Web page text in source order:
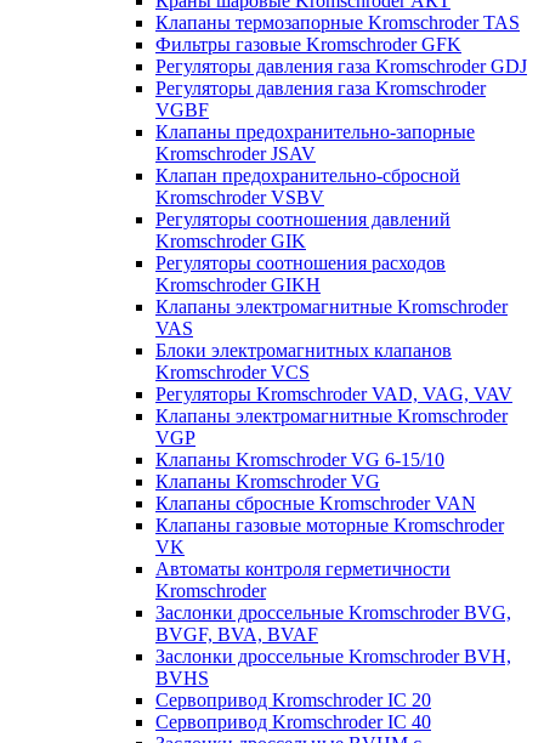
Клапаны термозапорные Kromschroder TAS
Фильтры газовые Kromschroder GFK
Регуляторы давления газа Kromschroder GDJ
Регуляторы давления газа Kromschroder
VGBF
Клапаны предохранительно-запорные
Kromschroder JSAV
Клапан предохранительно-сбросной
Kromschroder VSBV
Регуляторы соотношения давлений
Kromschroder GIK
Регуляторы соотношения расходов
Kromschroder GIKH
Клапаны электромагнитные Kromschroder
VAS
Блоки электромагнитных клапанов
Kromschroder VCS
Регуляторы Kromschroder VAD, VAG, VAV
Клапаны электромагнитные Kromschroder
VGP
Клапаны Kromschroder VG 6-15/10
Клапаны Kromschroder VG
Клапаны сбросные Kromschroder VAN
Клапаны газовые моторные Kromschroder
VK
Автоматы контроля герметичности
Kromschroder
Заслонки дроссельные Kromschroder BVG,
BVGF, BVA, BVAF
Заслонки дроссельные Kromschroder BVH,
BVHS
Сервопривод Kromschroder IC 20
Сервопривод Kromschroder IC 40